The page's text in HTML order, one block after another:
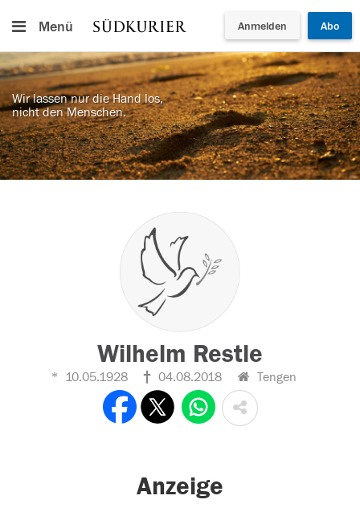
Menü Anmelden Abo
Wir lassen nur die Hand los,
nicht den Menschen.
Wilhelm Restle
10.05.1928 04.08.2018 Tengen
Anzeige